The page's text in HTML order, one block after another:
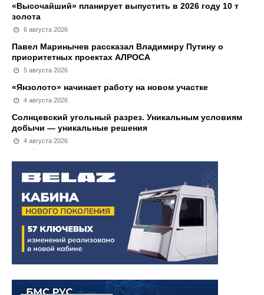
«Высочайший» планирует выпустить в 2026 году 10 т
золота
6 августа 2026
Павел Маринычев рассказал Владимиру Путину о
приоритетных проектах АЛРОСА
5 августа 2026
«Янзолото» начинает работу на новом участке
4 августа 2026
Солнцевский угольный разрез. Уникальным условиям
добычи — уникальные решения
4 августа 2026